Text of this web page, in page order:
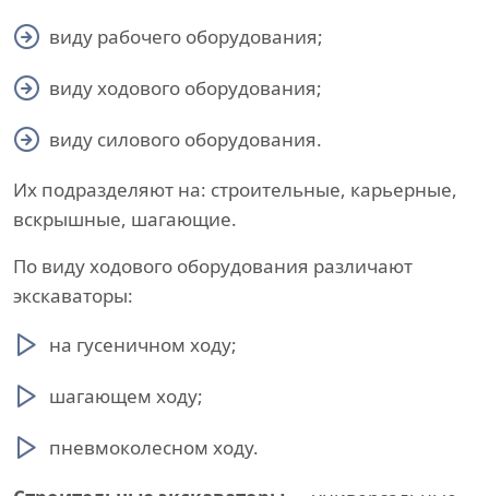
виду рабочего оборудования;
виду ходового оборудования;
виду силового оборудования.
Их подразделяют на: строительные, карьерные,
вскрышные, шагающие.
По виду ходового оборудования различают
экскаваторы:
на гусеничном ходу;
шагающем ходу;
пневмоколесном ходу.